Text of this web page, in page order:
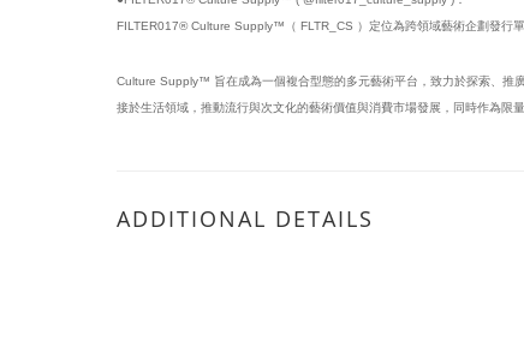
FILTER017® Culture Supply™（ FLTR_CS ）定位為跨領域藝術企劃發行
Culture Supply™ 旨在成為一個複合型態的多元藝術平台，致力於探索、推
接於生活領域，推動流行與次文化的藝術價值與消費市場發展，同時作為限
ADDITIONAL DETAILS